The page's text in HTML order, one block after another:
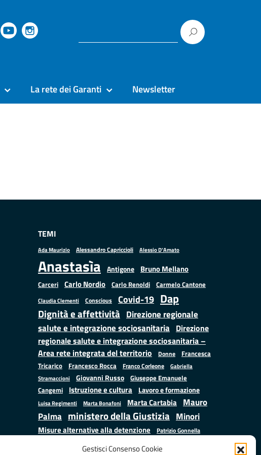
Gestisci Consenso Cookie
La rete dei Garanti Newsletter
TEMI
Ada Maurizio Alessandro Capriccioli Alessio D'Amato
Anastasìa Antigone Bruno Mellano
Carceri Carlo Nordio Carlo Renoldi Carmelo Cantone
Claudia Clementi Conscious Covid-19 Dap
Dignità e affettività Direzione regionale
salute e integrazione sociosanitaria Direzione
regionale salute e integrazione sociosanitaria –
Area rete integrata del territorio
Donne
Francesca
Tricarico
Francesco Rocca Franco Corleone
Gabriella
Stramaccioni
Giovanni Russo Giuseppe Emanuele
Cangemi
Istruzione e cultura Lavoro e formazione
Luisa Regimenti Marta Bonafoni Marta Cartabia Mauro
Palma ministero della Giustizia Minori
Misure alternative alla detenzione Patrizio Gonnella